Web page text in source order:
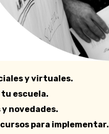
y virtuales.
escuela.
novedades.
para implementar.